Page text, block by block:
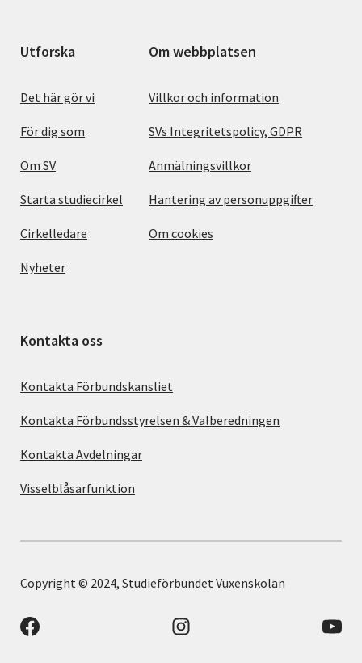
Utforska
Det här gör vi
För dig som
Om SV
Starta studiecirkel
Cirkelledare
Nyheter
Om webbplatsen
Villkor och information
SVs Integritetspolicy, GDPR
Anmälningsvillkor
Hantering av personuppgifter
Om cookies
Kontakta oss
Kontakta Förbundskansliet
Kontakta Förbundsstyrelsen & Valberedningen
Kontakta Avdelningar
Visselblåsarfunktion
Copyright © 2024, Studieförbundet Vuxenskolan